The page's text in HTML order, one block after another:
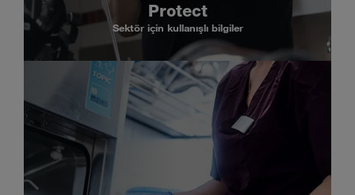
Protect
Sektör için kullanışlı bilgiler